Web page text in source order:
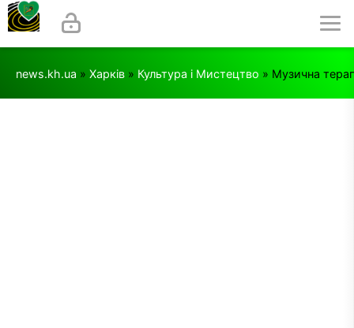
news.kh.ua » Харків » Культура і Мистецтво » Музична